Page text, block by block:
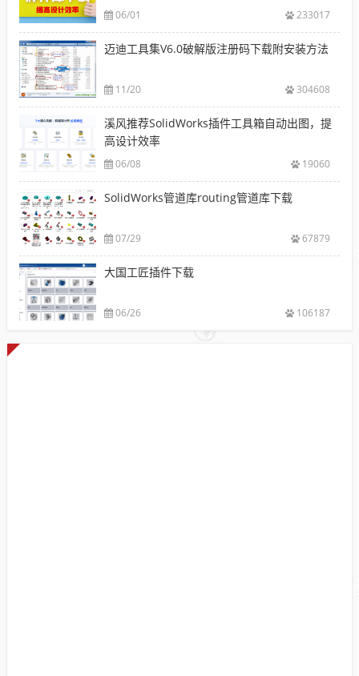
06/01 233017
迈迪工具集V6.0破解版注册码下载附安装方法
11/20 304608
溪风推荐SolidWorks插件工具箱自动出图，提
高设计效率
06/08 19060
SolidWorks管道库routing管道库下载
07/29 67879
大国工匠插件下载
06/26 106187